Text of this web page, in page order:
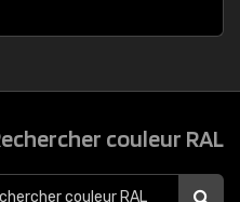
couleur RAL